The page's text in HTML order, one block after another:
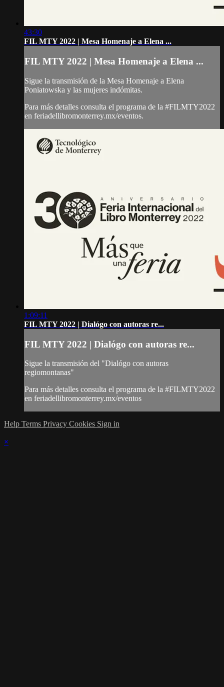
43:30
FIL MTY 2022 | Mesa Homenaje a Elena ...
FIL MTY 2022 | Mesa Homenaje a Elena ...
Sigue la transmisión de la Mesa Homenaje a Elena
Poniatowska y las mujeres indómitas.
Para más detalles consulta el programa de la #FILMTY2022
en feriadellibromonterrey.mx/eventos.
1:09:11
FIL MTY 2022 | Dialógo con autoras re...
FIL MTY 2022 | Dialógo con autoras re...
Sigue la transmisión del "Dialógo con autoras
regiomontanas"
Para más detalles consulta el programa de la #FILMTY2022
en feriadellibromonterrey.mx/eventos
Help Terms Privacy Cookies Sign in
×